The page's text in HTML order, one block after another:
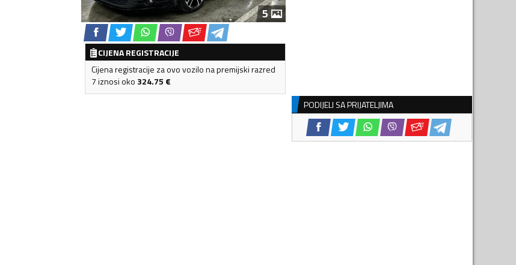
5
CIJENA REGISTRACIJE
Cijena registracije za ovo vozilo na premijski razred
7 iznosi oko 324.75 €
PODIJELI SA PRIJATELJIMA